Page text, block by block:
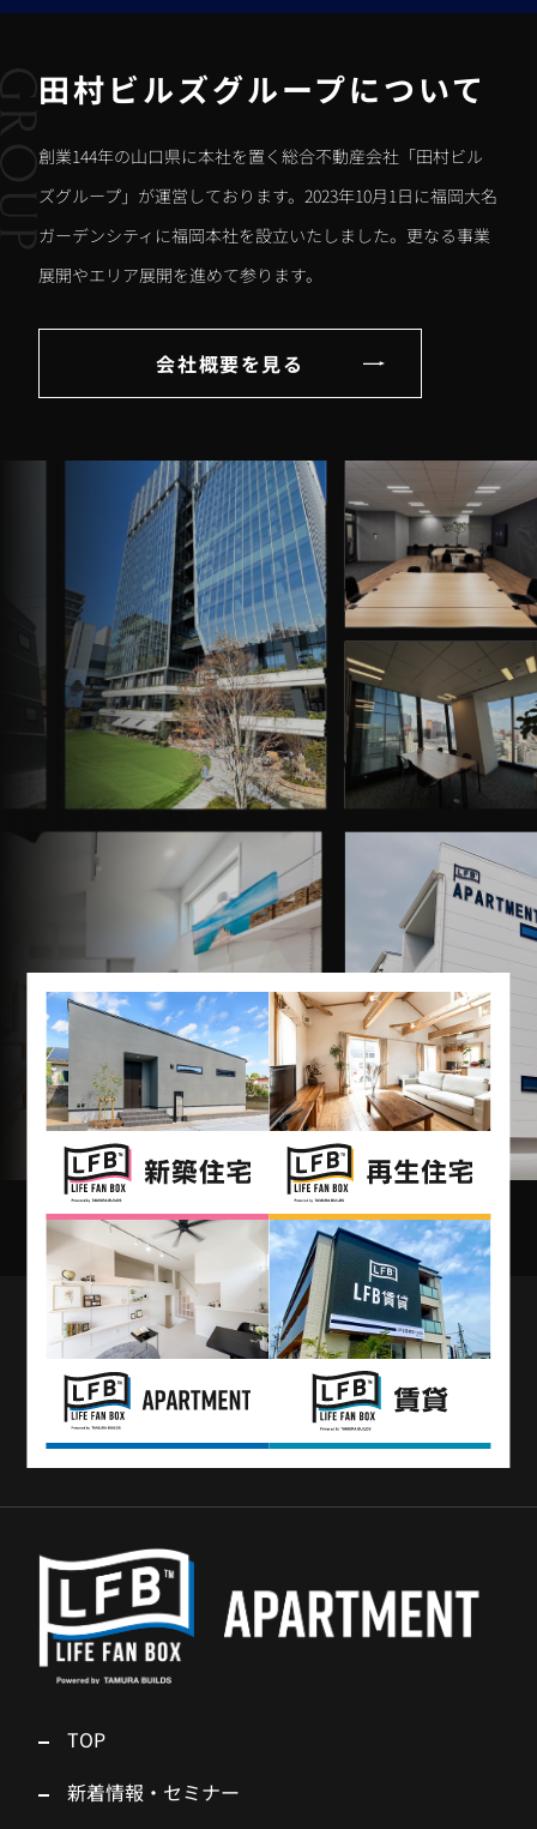
田村ビルズグループについて
創業144年の山口県に本社を置く総合不動産会社「田村ビル
ズグループ」が運営しております。2023年10月1日に福岡大名
ガーデンシティに福岡本社を設立いたしました。更なる事業
展開やエリア展開を進めて参ります。
会社概要を見る
TOP
新着情報・セミナー